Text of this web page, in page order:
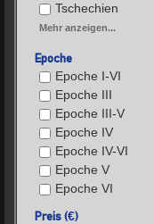
Tschechien
Mehr anzeigen...
Epoche
Epoche I-VI
Epoche III
Epoche III-V
Epoche IV
Epoche IV-VI
Epoche V
Epoche VI
Preis (€)